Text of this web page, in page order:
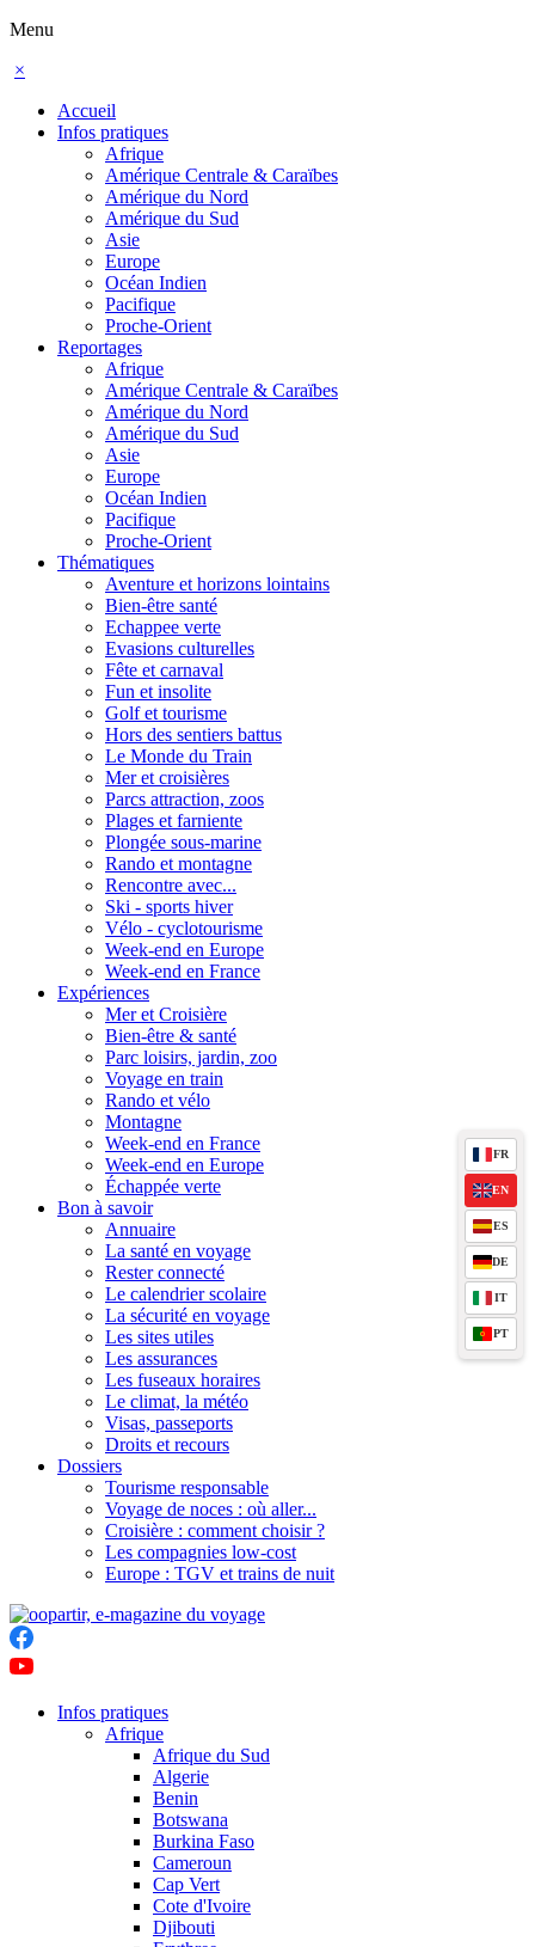
Menu
×
Accueil
Infos pratiques
Afrique
Amérique Centrale & Caraïbes
Amérique du Nord
Amérique du Sud
Asie
Europe
Océan Indien
Pacifique
Proche-Orient
Reportages
Afrique
Amérique Centrale & Caraïbes
Amérique du Nord
Amérique du Sud
Asie
Europe
Océan Indien
Pacifique
Proche-Orient
Thématiques
Aventure et horizons lointains
Bien-être santé
Echappee verte
Evasions culturelles
Fête et carnaval
Fun et insolite
Golf et tourisme
Hors des sentiers battus
Le Monde du Train
Mer et croisières
Parcs attraction, zoos
Plages et farniente
Plongée sous-marine
Rando et montagne
Rencontre avec...
Ski - sports hiver
Vélo - cyclotourisme
Week-end en Europe
Week-end en France
Expériences
Mer et Croisière
Bien-être & santé
Parc loisirs, jardin, zoo
Voyage en train
Rando et vélo
Montagne
Week-end en France
Week-end en Europe
Échappée verte
Bon à savoir
Annuaire
La santé en voyage
Rester connecté
Le calendrier scolaire
La sécurité en voyage
Les sites utiles
Les assurances
Les fuseaux horaires
Le climat, la météo
Visas, passeports
Droits et recours
Dossiers
Tourisme responsable
Voyage de noces : où aller...
Croisière : comment choisir ?
Les compagnies low-cost
Europe : TGV et trains de nuit
FR
EN
ES
DE
IT
PT
Infos pratiques
Afrique
Afrique du Sud
Algerie
Benin
Botswana
Burkina Faso
Cameroun
Cap Vert
Cote d'Ivoire
Djibouti